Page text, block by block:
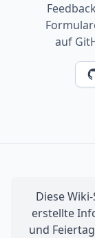
auf
Diese
erstellte
und